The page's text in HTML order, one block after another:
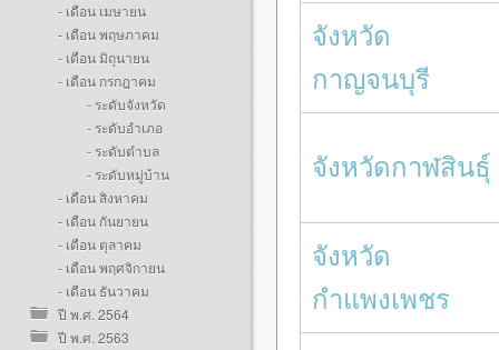
- เดือน เมษายน
- เดือน พฤษภาคม
- เดือน มิถุนายน
- เดือน กรกฎาคม
- ระดับจังหวัด
- ระดับอำเภอ
- ระดับตำบล
- ระดับหมู่บ้าน
- เดือน สิงหาคม
- เดือน กันยายน
- เดือน ตุลาคม
- เดือน พฤศจิกายน
- เดือน ธันวาคม
ปี พ.ศ. 2564
ปี พ.ศ. 2563
จังหวัด
กาญจนบุรี
จังหวัดกาฬสินธุ์
จังหวัด
กำแพงเพชร